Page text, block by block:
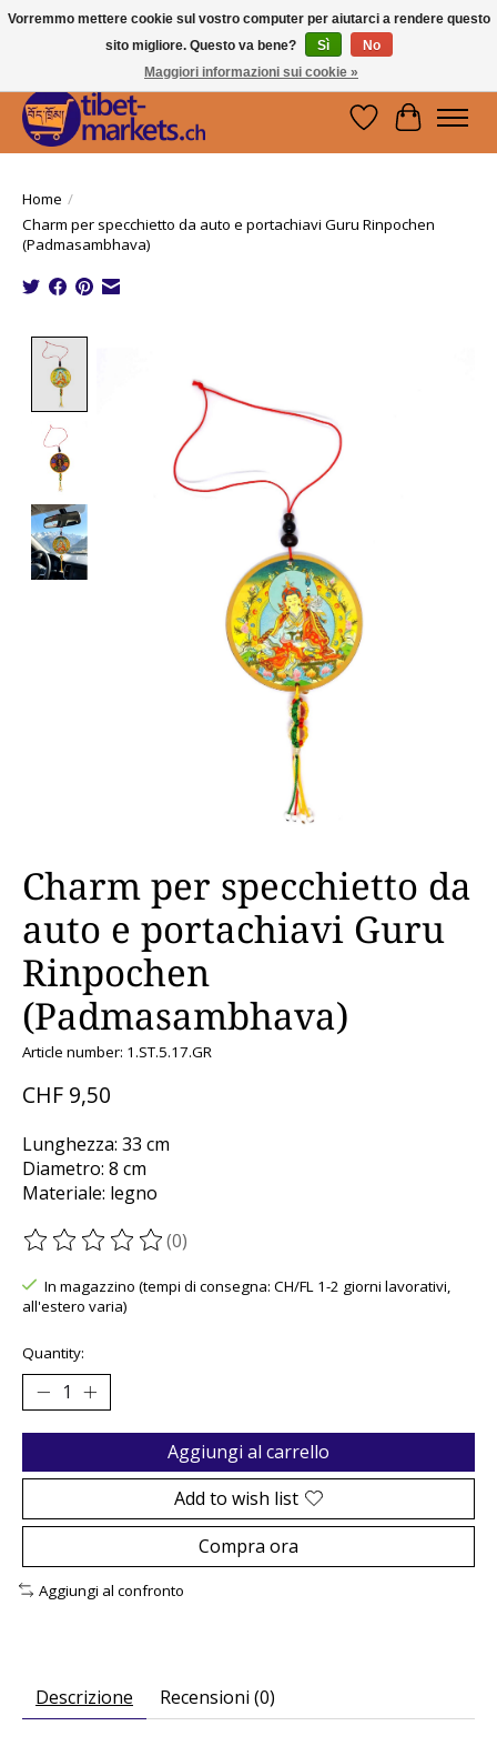
Handwerkskunst vom Dach der Welt.
Holen Sie sich ein Stück Tibet.
Lista deiCarrello
Home /
Charm per specchietto da auto e portachiavi Guru Rinpochen
(Padmasambhava)
Charm per specchietto da
auto e portachiavi Guru
Rinpochen
(Padmasambhava)
Article number: 1.ST.5.17.GR
CHF 9,50
Lunghezza: 33 cm
Diametro: 8 cm
Materiale: legno
The rating of this product is
(0)
In magazzino (tempi di consegna: CH/FL 1-2 giorni lavorativi,
all'estero varia)
Quantity:
Aggiungi al carrello
Add to wish list
Compra ora
Aggiungi al confronto
Descrizione Recensioni (0)
Vorremmo mettere cookie sul vostro computer per aiutarci a rendere questo
sito migliore. Questo va bene?
Sì
No
Maggiori informazioni sui cookie »